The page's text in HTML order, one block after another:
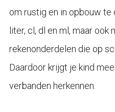
om rustig en in opbouw
liter, cl, dl en ml, maar ook
rekenonderdelen die op
Daardoor krijgt je kind
verbanden herkennen.